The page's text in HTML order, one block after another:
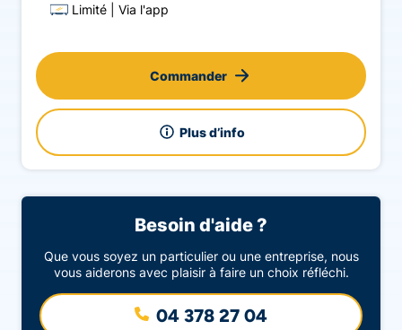
Limité
Via l'app
Plus d’info
Commander
Besoin d'aide ?
Que vous soyez un particulier ou une entreprise, nous
vous aiderons avec plaisir à faire un choix réfléchi.
04 378 27 04